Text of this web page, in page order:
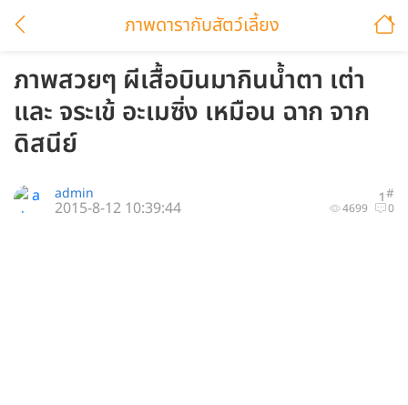
ภาพดารากับสัตว์เลี้ยง
ภาพสวยๆ ผีเสื้อบินมากินน้ำตา เต่า
และ จระเข้ อะเมซิ่ง เหมือน ฉาก จาก
ดิสนีย์
1#
admin
4699 0
2015-8-12 10:39:44